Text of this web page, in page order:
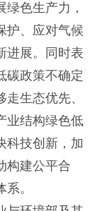
色生产力，
护、应对气候
进展。同时表
碳政策不确定
生态优先、
业结构绿色低
科技创新，加
构建公平合
。